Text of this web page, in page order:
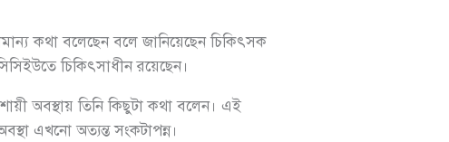
কথা বলেছেন বলে জানিয়েছেন চিকিৎসক
চিকিৎসাধীন রয়েছেন।
অবস্থায় তিনি কিছুটা কথা বলেন। এই
এখনো অত্যন্ত সংকটাপন্ন।